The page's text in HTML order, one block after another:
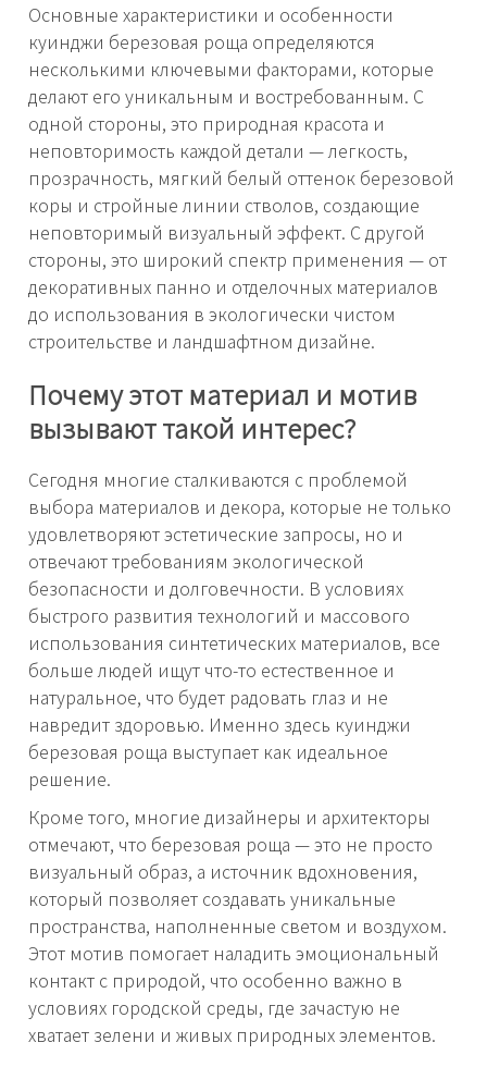
Основные характеристики и особенности
куинджи березовая роща определяются
несколькими ключевыми факторами, которые
делают его уникальным и востребованным. С
одной стороны, это природная красота и
неповторимость каждой детали — легкость,
прозрачность, мягкий белый оттенок березовой
коры и стройные линии стволов, создающие
неповторимый визуальный эффект. С другой
стороны, это широкий спектр применения — от
декоративных панно и отделочных материалов
до использования в экологически чистом
строительстве и ландшафтном дизайне.
Почему этот материал и мотив
вызывают такой интерес?
Сегодня многие сталкиваются с проблемой
выбора материалов и декора, которые не только
удовлетворяют эстетические запросы, но и
отвечают требованиям экологической
безопасности и долговечности. В условиях
быстрого развития технологий и массового
использования синтетических материалов, все
больше людей ищут что-то естественное и
натуральное, что будет радовать глаз и не
навредит здоровью. Именно здесь куинджи
березовая роща выступает как идеальное
решение.
Кроме того, многие дизайнеры и архитекторы
отмечают, что березовая роща — это не просто
визуальный образ, а источник вдохновения,
который позволяет создавать уникальные
пространства, наполненные светом и воздухом.
Этот мотив помогает наладить эмоциональный
контакт с природой, что особенно важно в
условиях городской среды, где зачастую не
хватает зелени и живых природных элементов.